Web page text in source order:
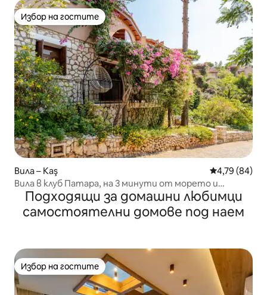
Избор на гостите
Избор на гостите
Вила – Kaş Средна
4,79 (84)
Вила в клуб Патара, на 3 минути от морето и
басейна
Подходящи за домашни любимци
самостоятелни домове под наем
Избор на гостите
Избор на гостите